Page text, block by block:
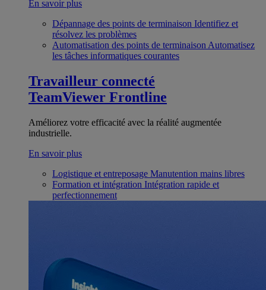
En savoir plus
Dépannage des points de terminaison Identifiez et
résolvez les problèmes
Automatisation des points de terminaison Automatisez
les tâches informatiques courantes
Travailleur connecté
TeamViewer Frontline
Améliorez votre efficacité avec la réalité augmentée
industrielle.
En savoir plus
Logistique et entreposage Manutention mains libres
Formation et intégration Intégration rapide et
perfectionnement